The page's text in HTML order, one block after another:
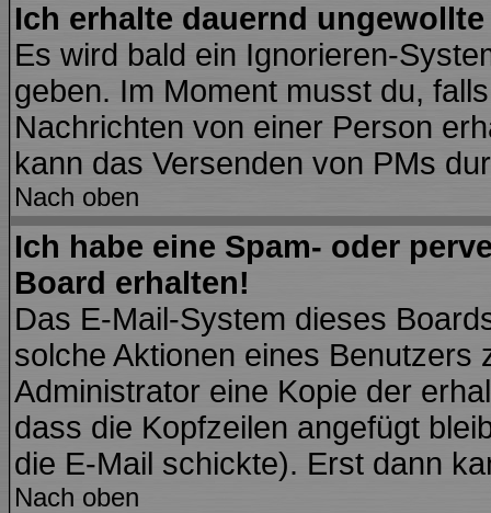
Ich erhalte dauernd ungewollte
Es wird bald ein Ignorieren-
geben. Im Moment musst du,
Nachrichten von einer Person
kann das Versenden von PMs
Nach oben
Ich habe eine Spam- oder
Board erhalten!
Das E-Mail-System dieses
solche Aktionen eines
Administrator eine Kopie der
dass die Kopfzeilen angefügt
die E-Mail schickte). Erst dann
Nach oben